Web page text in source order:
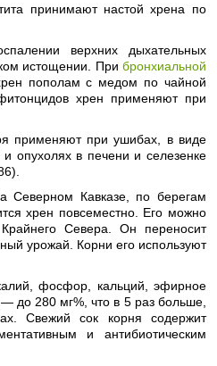
принимают настой хрена по
верхних дыхательных
истощении. При бронхиальной
пополам с медом по чайной
хрен применяют при
применяют при ушибах, в виде
опухолях в печени и селезенке
Северном Кавказе, по берегам
хрен повсеместно. Его можно
Севера. Он переносит
урожай. Корни его используют
фосфор, кальций, эфирное
до 280 мг%, что в 5 раз больше,
Свежий сок корня содержит
и антибиотическим